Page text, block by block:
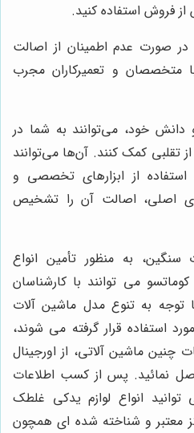
فروش استفاده کنید.
در صورت عدم اطمینان از اصالت
متخصصان و تعمیرکاران مجرب
خود، می‌توانند به شما در
کمک کنند. آن‌ها می‌توانند
از ابزارهای تخصصی و
اصلی، اصالت آن را تشخیص
سنگین، به منظور تأمین انواع
می توانند با کارشناسان
توجه به تنوع مدل ماشین آلات
استفاده قرار گرفته می شوند،
ماشین آلاتی، از اورجینال
نمائید. پس از کسب اطلاعات
انواع لوازم یدکی غلطک
معتبر و شناخته شده ای همچون